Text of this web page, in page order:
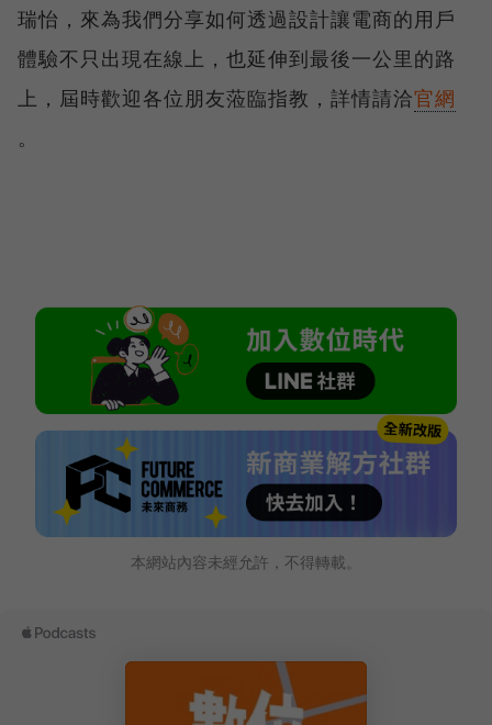
瑞怡，來為我們分享如何透過設計讓電商的用戶
體驗不只出現在線上，也延伸到最後一公里的路
上，屆時歡迎各位朋友蒞臨指教，詳情請洽官網
。
本網站內容未經允許，不得轉載。